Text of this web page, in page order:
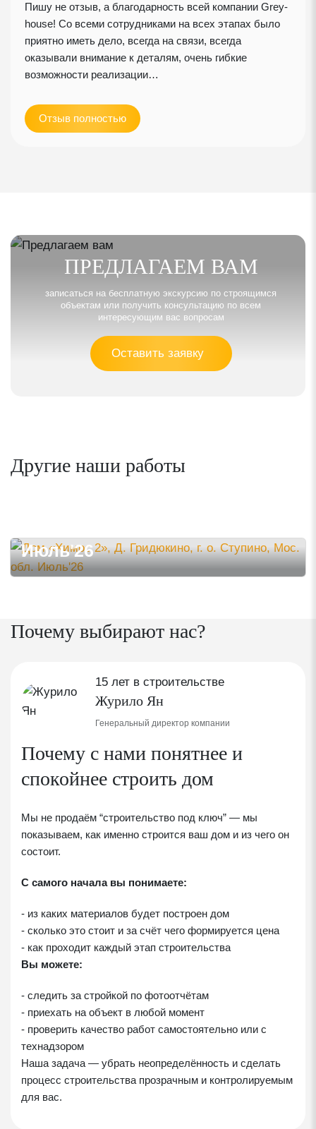
Пишу не отзыв, а благодарность всей компании Grey-
house! Со всеми сотрудниками на всех этапах было
приятно иметь дело, всегда на связи, всегда
оказывали внимание к деталям, очень гибкие
возможности реализации…
Отзыв полностью
ПРЕДЛАГАЕМ ВАМ
записаться на бесплатную экскурсию по строящимся
объектам или получить консультацию по всем
интересующим вас вопросам
Оставить заявку
Другие наши работы
Июль'26
Почему выбирают нас?
15 лет в строительстве
Журило Ян
Генеральный директор компании
Почему с нами понятнее и
спокойнее строить дом
Мы не продаём “строительство под ключ” — мы
показываем, как именно строится ваш дом и из чего он
состоит.
С самого начала вы понимаете:
- из каких материалов будет построен дом
- сколько это стоит и за счёт чего формируется цена
- как проходит каждый этап строительства
Вы можете:
- следить за стройкой по фотоотчётам
- приехать на объект в любой момент
- проверить качество работ самостоятельно или с
технадзором
Наша задача — убрать неопределённость и сделать
процесс строительства прозрачным и контролируемым
для вас.